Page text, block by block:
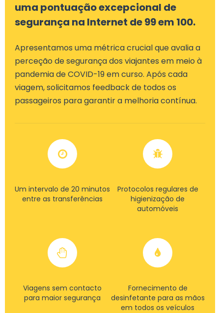
uma pontuação excepcional de
segurança na Internet de 99 em 100.
Apresentamos uma métrica crucial que avalia a
perceção de segurança dos viajantes em meio à
pandemia de COVID-19 em curso. Após cada
viagem, solicitamos feedback de todos os
passageiros para garantir a melhoria contínua.
Um intervalo de 20 minutos
entre as transferências
Protocolos regulares de
higienização de
automóveis
Viagens sem contacto
para maior segurança
Fornecimento de
desinfetante para as mãos
em todos os veículos